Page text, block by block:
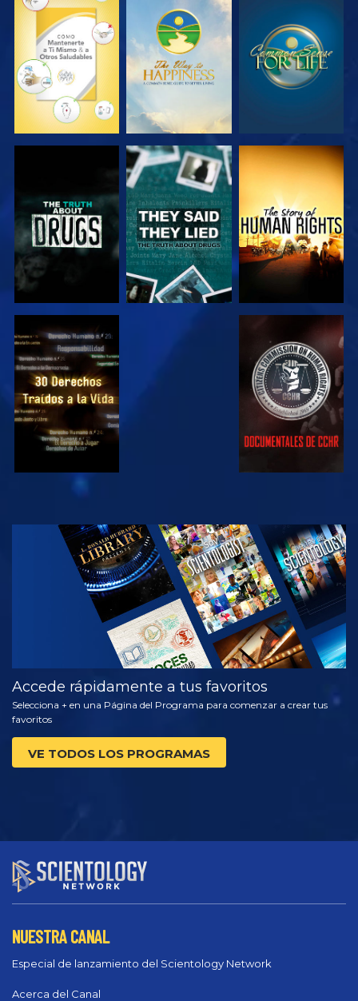
VE VE VE
VE VE
VE VE
VE
EXPLORA LAS
SERIES
Accede rápidamente a tus favoritos
Selecciona + en una Página del Programa para comenzar a crear tus
favoritos
VE TODOS LOS PROGRAMAS
NUESTRA CANAL
Especial de lanzamiento del Scientology Network
Acerca del Canal